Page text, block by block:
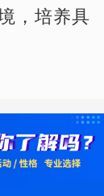
，培养具